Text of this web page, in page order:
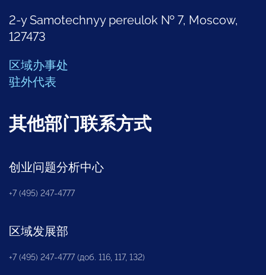
2-y Samotechnyy pereulok № 7, Moscow,
127473
区域办事处
驻外代表
其他部门联系方式
创业问题分析中心
+7 (495) 247-4777
区域发展部
+7 (495) 247-4777 (доб. 116, 117, 132)